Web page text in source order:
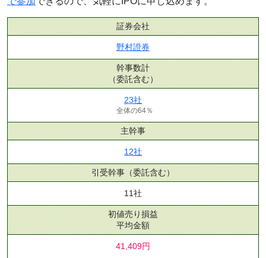
証券会社
野村證券
幹事数計
（委託含む）
23社
全体の64％
主幹事
12社
引受幹事 （委託含む）
11社
初値売り損益
平均金額
41,409円